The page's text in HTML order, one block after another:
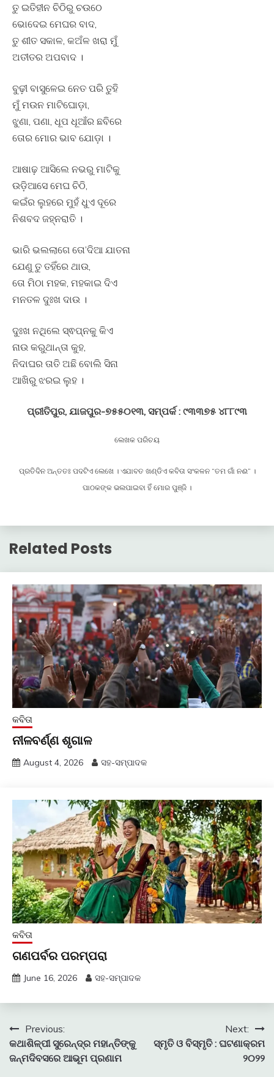
ତୁ ଇତିହୀନ ଚିଠିରୁ ଚଉଠେ
ଭୋଦେଇ ମେଘର ବାଦ,
ତୁ ଶୀତ ସକାଳ, କଅଁଳ ଖରା ମୁଁ
ଅତୀତର ଅପବାଦ ।
ବୁଢ଼ୀ ବାସୁଳେଇ ନେତ ପରି ତୁହି
ମୁଁ ମଉନ ମାଟିଘୋଡ଼ା,
ଝୁଣା, ପଣା, ଧୂପ ଧୂଆଁର ଛବିରେ
ତୋର ମୋର ଭାବ ଯୋଡ଼ା ।
ଆଷାଢ଼ ଆସିଲେ ନଭରୁ ମାଟିକୁ
ଉଡ଼ିଆସେ ମେଘ ଚିଠି,
କଇଁର ଲୁହରେ ମୁହଁ ଧୁଏ ଦୂରେ
ନିଶବଦ ଜହ୍ନରାତି ।
ଭାରି ଭଲଲାଗେ ତୋ’ଦିଆ ଯାତନା
ଯେଣୁ ତୁ ତହିଁରେ ଥାଉ,
ତୋ ମିଠା ମହକ, ମହକାଇ ଦିଏ
ମନତଳ ଦୁଃଖ ଦାଉ ।
ଦୁଃଖ ନଥିଲେ ସ୍ଵପ୍ନକୁ କିଏ
ନାଉ କରୁଥାନ୍ତା କୁହ,
ନିଦାଘର ତାତି ଅଛି ବୋଲି ସିନା
ଆଖିରୁ ଝରଇ ଲୁହ ।
ପ୍ରୀତିପୁର, ଯାଜପୁର-୭୫୫୦୧୩, ସମ୍ପର୍କ : ୯୩୩୭୫ ୪୮୮୯୩
ଲେଖକ ପରିଚୟ
ପ୍ରତିଦିନ ଅନ୍ତତଃ ପଦଟିଏ ଲେଖେ । ଏଯାବତ ଖଣ୍ଡିଏ କବିତା ସଂକଳନ “ତମ ଗାଁ ନଈ” ।
ପାଠକଙ୍କ ଭଲପାଇବା ହିଁ ମୋର ପୁଞ୍ଜି ।
Related Posts
କବିତା
ନୀଳବର୍ଣ୍ଣ ଶୃଗାଳ
August 4, 2026 ସହ-ସମ୍ପାଦକ
କବିତା
ଗଣପର୍ବର ପରମ୍ପରା
June 16, 2026 ସହ-ସମ୍ପାଦକ
Post
navigation
Previous:
କଥାଶିଳ୍ପୀ ସୁରେନ୍ଦ୍ର ମହାନ୍ତିଙ୍କୁ
ଜନ୍ମଦିବସରେ ଆଭୂମ ପ୍ରଣାମ
Next:
ସ୍ମୃତି ଓ ବିସ୍ମୃତି : ଘଟଣାକ୍ରମ
୨୦୨୨